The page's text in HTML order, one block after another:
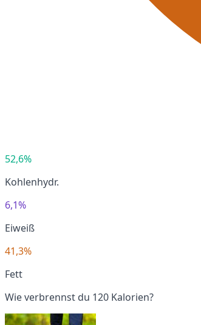
52,6%
Kohlenhydr.
6,1%
Eiweiß
41,3%
Fett
Wie verbrennst du 120 Kalorien?